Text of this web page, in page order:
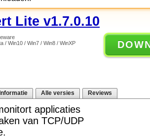
Lite v1.7.0.10
/ Win10 / Win7 / Win8 / WinXP
Informatie Alle versies Reviews
applicaties
van TCP/UDP